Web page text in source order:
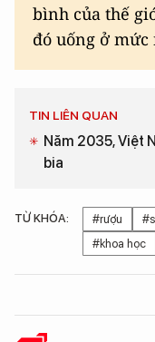
bình của thế
đó uống ở mức
TIN LIÊN QUAN
Năm 2035, Việt
bia
TỪ KHÓA: #rượu
#khoa học